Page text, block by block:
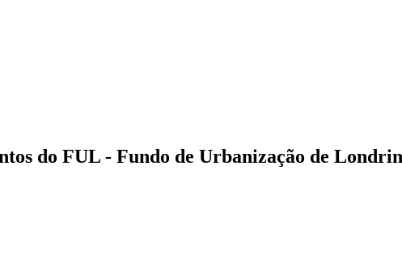
do FUL - Fundo de Urbanização de